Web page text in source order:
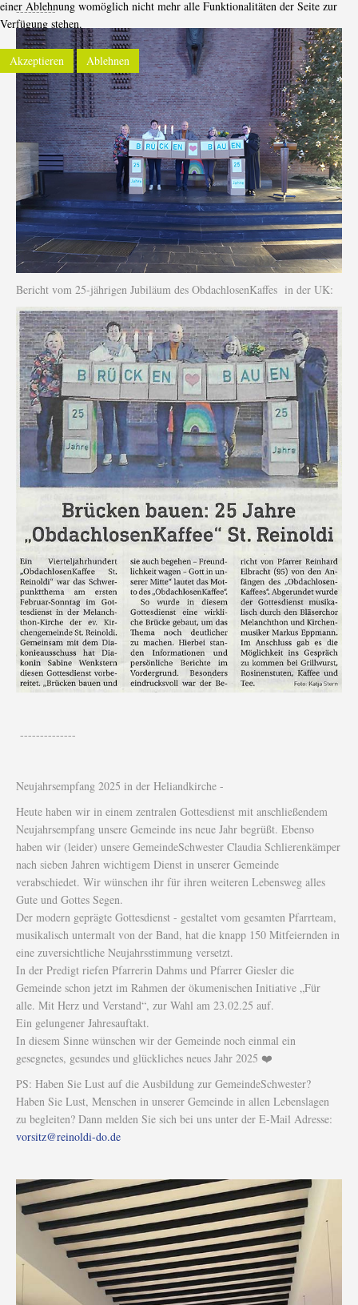
----------
Bericht vom 25-jährigen Jubiläum des ObdachlosenKaffes in der UK:
--------------
Neujahrsempfang 2025 in der Heliandkirche -
Heute haben wir in einem zentralen Gottesdienst mit anschließendem
Neujahrsempfang unsere Gemeinde ins neue Jahr begrüßt. Ebenso
haben wir (leider) unsere GemeindeSchwester Claudia Schlierenkämper
nach sieben Jahren wichtigem Dienst in unserer Gemeinde
verabschiedet. Wir wünschen ihr für ihren weiteren Lebensweg alles
Gute und Gottes Segen.
Der modern geprägte Gottesdienst - gestaltet vom gesamten Pfarrteam,
musikalisch untermalt von der Band, hat die knapp 150 Mitfeiernden in
eine zuversichtliche Neujahrsstimmung versetzt.
In der Predigt riefen Pfarrerin Dahms und Pfarrer Giesler die
Gemeinde schon jetzt im Rahmen der ökumenischen Initiative „Für
alle. Mit Herz und Verstand“, zur Wahl am 23.02.25 auf.
Ein gelungener Jahresauftakt.
In diesem Sinne wünschen wir der Gemeinde noch einmal ein
gesegnetes, gesundes und glückliches neues Jahr 2025 ❤️
PS: Haben Sie Lust auf die Ausbildung zur GemeindeSchwester?
Haben Sie Lust, Menschen in unserer Gemeinde in allen Lebenslagen
zu begleiten? Dann melden Sie sich bei uns unter der E-Mail Adresse:
vorsitz@reinoldi-do.de
einer Ablehnung womöglich nicht mehr alle Funktionalitäten der Seite zur
Verfügung stehen.
Akzeptieren Ablehnen